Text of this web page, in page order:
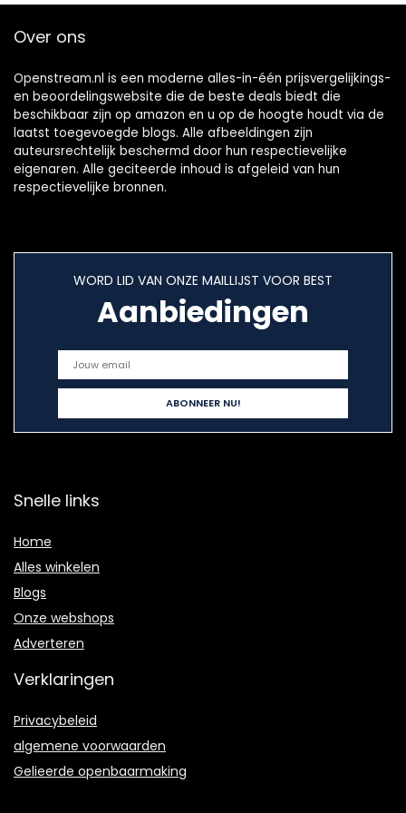
Over ons
Openstream.nl is een moderne alles-in-één prijsvergelijkings-
en beoordelingswebsite die de beste deals biedt die
beschikbaar zijn op amazon en u op de hoogte houdt via de
laatst toegevoegde blogs. Alle afbeeldingen zijn
auteursrechtelijk beschermd door hun respectievelijke
eigenaren. Alle geciteerde inhoud is afgeleid van hun
respectievelijke bronnen.
WORD LID VAN ONZE MAILLIJST VOOR BEST
Aanbiedingen
Snelle links
Home
Alles winkelen
Blogs
Onze webshops
Adverteren
Verklaringen
Privacybeleid
algemene voorwaarden
Gelieerde openbaarmaking